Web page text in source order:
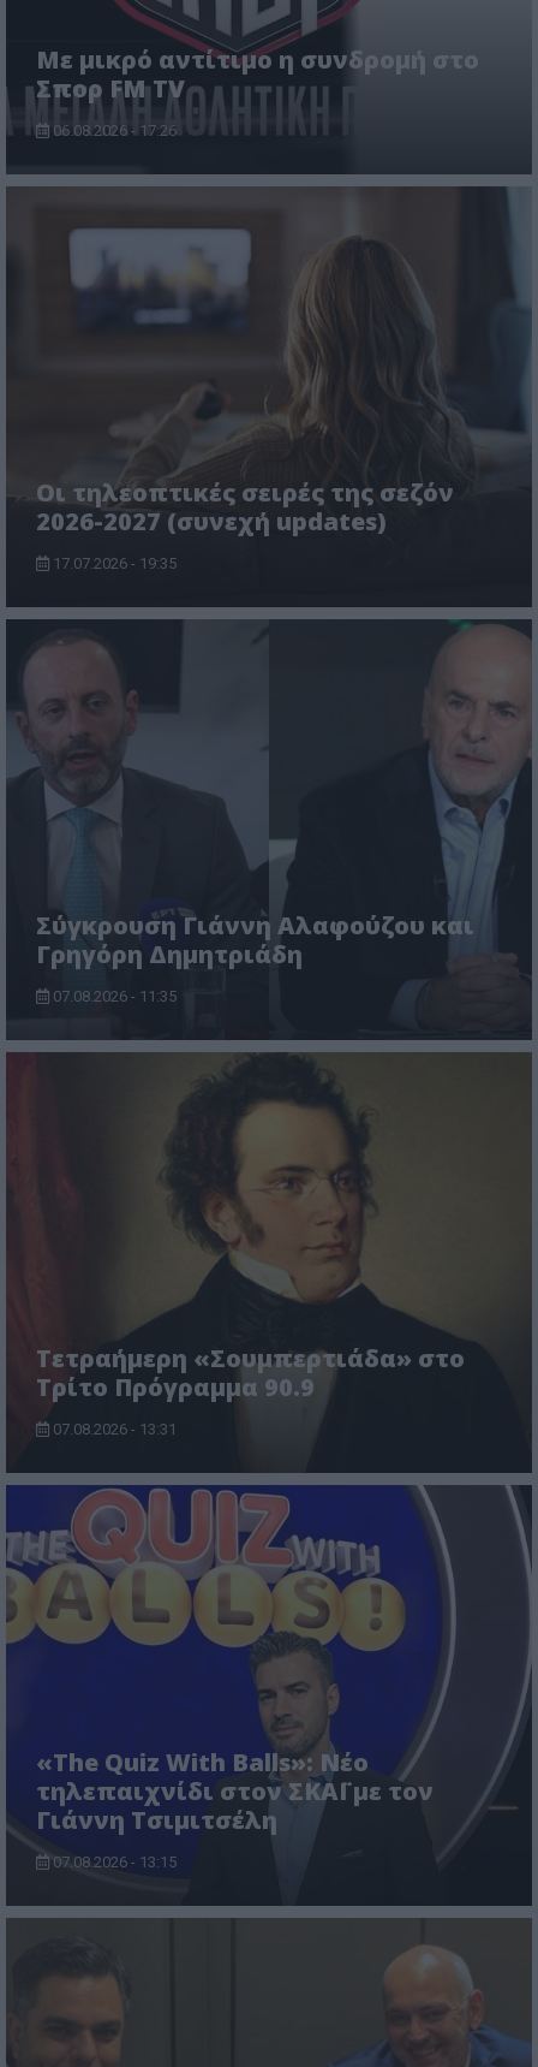
Με μικρό αντίτιμο η συνδρομή στο
Σπορ FM TV
06.08.2026 - 17:26
Οι τηλεοπτικές σειρές της σεζόν
2026-2027 (συνεχή updates)
17.07.2026 - 19:35
Σύγκρουση Γιάννη Αλαφούζου και
Γρηγόρη Δημητριάδη
07.08.2026 - 11:35
Τετραήμερη «Σουμπερτιάδα» στο
Τρίτο Πρόγραμμα 90.9
07.08.2026 - 13:31
«The Quiz With Balls»: Νέο
τηλεπαιχνίδι στον ΣΚΑΪ με τον
Γιάννη Τσιμιτσέλη
07.08.2026 - 13:15